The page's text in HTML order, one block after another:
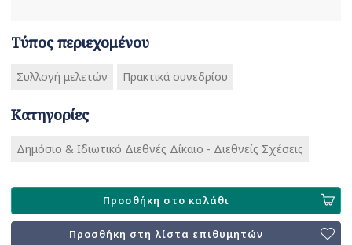
Τύπος περιεχομένου
Συλλογή μελετών Πρακτικά συνεδρίου
Κατηγορίες
Δημόσιο & Ιδιωτικό Διεθνές Δίκαιο - Διεθνείς Σχέσεις
Προσθήκη στο καλάθι
Προσθήκη στη λίστα επιθυμητών